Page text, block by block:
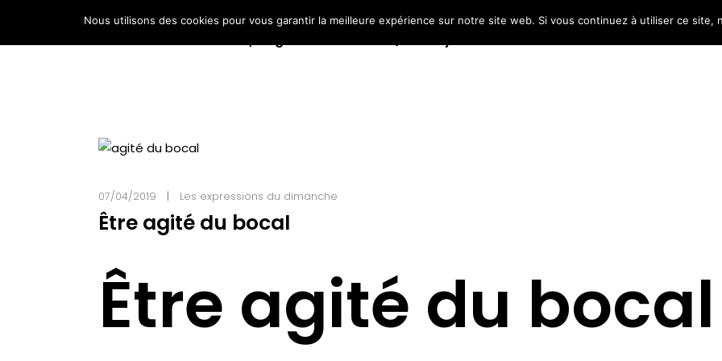
07/04/2019 Les expressions du dimanche
Être agité du bocal
Être agité du bocal
Nous utilisons des cookies pour vous garantir la meilleure expérience sur notre site web. Si vous continuez à utiliser ce